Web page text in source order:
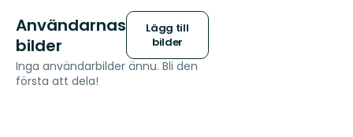
Användarnas
bilder
Lägg till
bilder
Inga användarbilder ännu. Bli den
första att dela!